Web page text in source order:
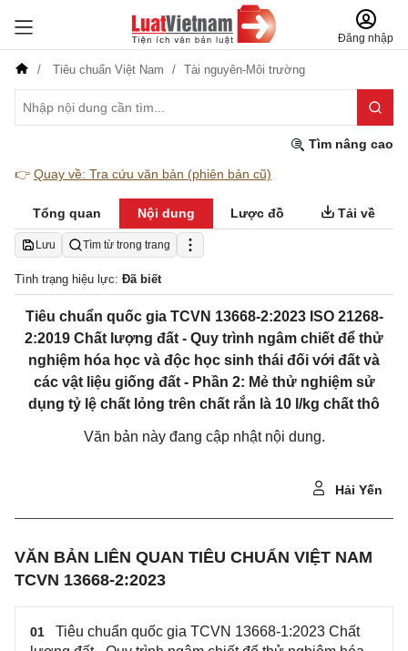
Đăng nhập
Tiêu chuẩn Việt Nam Tài nguyên-Môi trường
Tìm nâng cao
👉 Quay về: Tra cứu văn bản (phiên bản cũ)
Tổng quan Nội dung Lược đồ Tải về
Lưu Tìm từ trong trang
Tình trạng hiệu lực: Đã biết
Tiêu chuẩn quốc gia TCVN 13668-2:2023 ISO 21268-
2:2019 Chất lượng đất - Quy trình ngâm chiết để thử
nghiệm hóa học và độc học sinh thái đối với đất và
các vật liệu giống đất - Phần 2: Mẻ thử nghiệm sử
dụng tỷ lệ chất lỏng trên chất rắn là 10 l/kg chất thô
Văn bản này đang cập nhật nội dung.
Hải Yến
VĂN BẢN LIÊN QUAN TIÊU CHUẨN VIỆT NAM
TCVN 13668-2:2023
01
Tiêu chuẩn quốc gia TCVN 13668-1:2023 Chất